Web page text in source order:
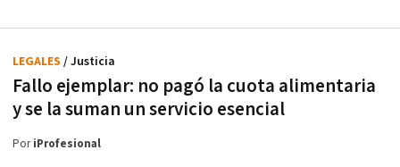
Fallo ejemplar: no pagó la cuota alimentaria
y se la suman un servicio esencial
LEGALES / Justicia
PoriProfesional